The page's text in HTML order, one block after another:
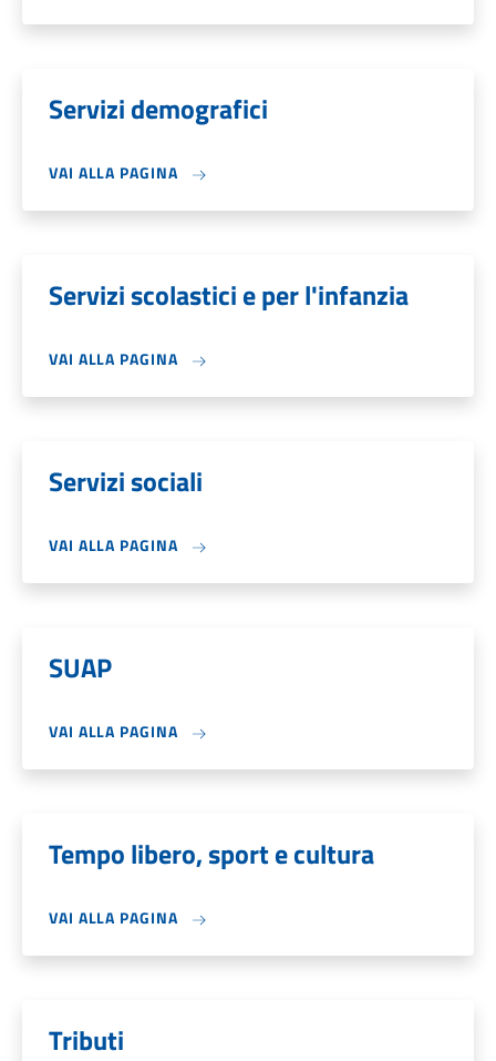
Servizi demografici
VAI ALLA PAGINA
Servizi scolastici e per l'infanzia
VAI ALLA PAGINA
Servizi sociali
VAI ALLA PAGINA
SUAP
VAI ALLA PAGINA
Tempo libero, sport e cultura
VAI ALLA PAGINA
Tributi